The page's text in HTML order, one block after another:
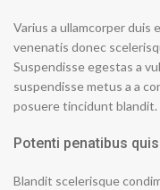
Varius a ullamcorper duis
venenatis donec
Suspendisse egestas a
suspendisse metus a a
posuere tincidunt blandit.
Potenti penatibus
Blandit scelerisque